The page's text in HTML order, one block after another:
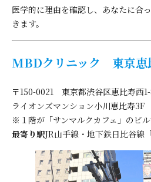
医学的に理由を確認し、あなたに合
きます。
MBDクリニック 東京恵
〒150-0021 東京都渋谷区恵比寿西
ライオンズマンション小川恵比寿3F
※１階が「サンマルクカフェ」のビル
最寄り駅JR山手線・地下鉄日比谷線